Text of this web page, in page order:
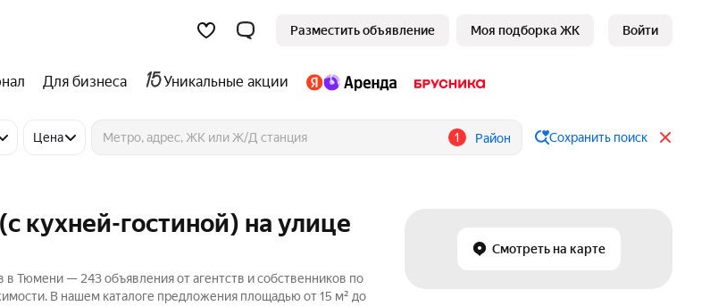
Разместить объявление Моя подборка ЖК Войти
Для бизнеса Уникальные акции
Цена 1 Район Сохранить поиск
Смотреть на карте
кухней-гостиной) на улице
Тюмени — 243 объявления от агентств и собственников по
В нашем каталоге предложения площадью от 15 м² до